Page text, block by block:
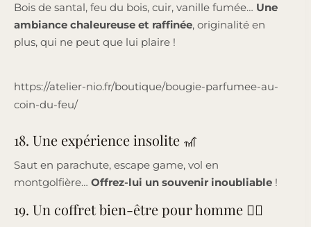
Bois de santal, feu du bois, cuir, vanille fumée… Une
ambiance chaleureuse et raffinée, originalité en
plus, qui ne peut que lui plaire !
https://atelier-nio.fr/boutique/bougie-parfumee-au-
coin-du-feu/
18. Une expérience insolite 🎢
Saut en parachute, escape game, vol en
montgolfière… Offrez-lui un souvenir inoubliable !
19. Un coffret bien-être pour homme 💆‍♂️